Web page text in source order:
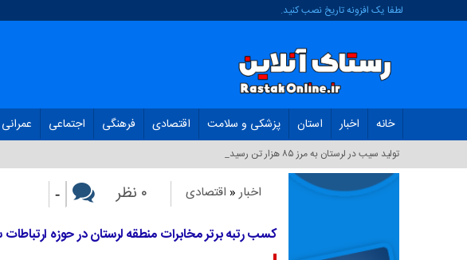
لطفا یک افزونه تاریخ نصب کنید.
خانه اخبار استان پزشکی و سلامت اقتصادی فرهنگی اجتماعی عمرانی
تولید سیب در لرستان به مرز ۸۵ هزار تن رسید_
اخبار « اقتصادی ۰ نظر -
کسب رتبه برتر مخابرات منطقه لرستان در حوزه ارتباطات